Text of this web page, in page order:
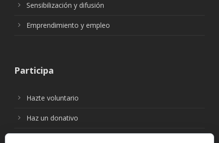
Sensibilización y difusión
Emprendimiento y empleo
Participa
Hazte voluntario
Haz un donativo